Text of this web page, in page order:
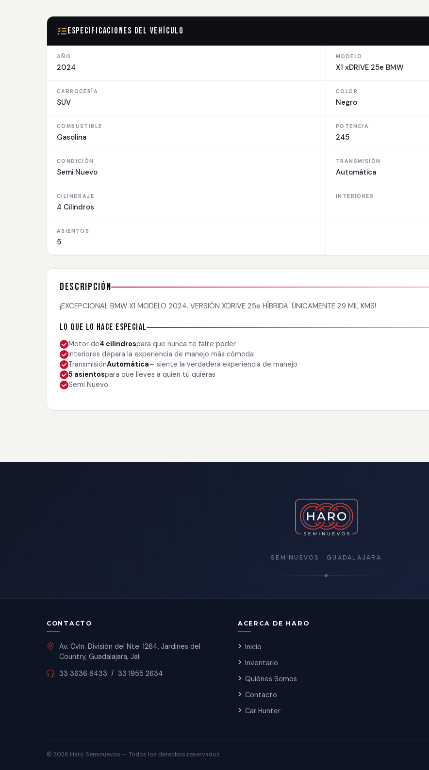
Especificaciones del Vehículo
AÑO
2024
MODELO
X1 xDRIVE 25e BMW
CARROCERÍA
SUV
COLOR
Negro
COMBUSTIBLE
Gasolina
POTENCIA
245
CONDICIÓN
Semi Nuevo
TRANSMISIÓN
Automática
CILINDRAJE
4 Cilindros
INTERIORES
ASIENTOS
5
Descripción
¡EXCEPCIONAL BMW X1 MODELO 2024. VERSIÓN XDRIVE 25e HÍBRIDA. ÚNICAMENTE 29 MIL KMS!
Lo que lo hace especial
Motor de4 cilindrospara que nunca te falte poder
Interiores depara la experiencia de manejo más cómoda
TransmisiónAutomática— siente la verdadera experiencia de manejo
5 asientospara que lleves a quien tú quieras
Semi Nuevo
SEMINUEVOS · GUADALAJARA
CONTACTO
Av. Cvln. División del Nte. 1264, Jardines del
Country, Guadalajara, Jal.
33 3636 8433 / 33 1955 2634
ACERCA DE HARO
Inicio
Inventario
Quiénes Somos
Contacto
Car Hunter
© 2026 Haro Seminuevos — Todos los derechos reservados.